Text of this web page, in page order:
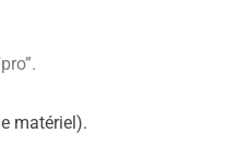
matériel).